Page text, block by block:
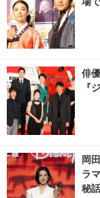
俳
『
岡
ラ
秘